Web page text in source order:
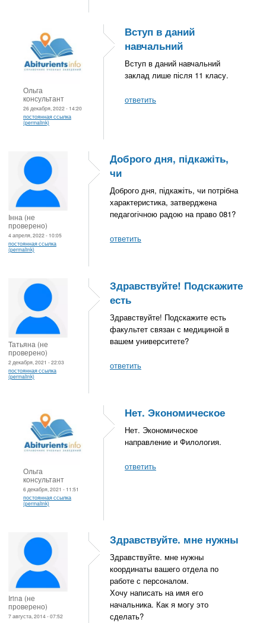
Ольга
консультант
26 декабря, 2022 - 14:20
постоянная ссылка
(permalink)
Вступ в даний
навчальний
Вступ в даний навчальний
заклад лише після 11 класу.
ответить
Інна (не
проверено)
4 апреля, 2022 - 10:05
постоянная ссылка
(permalink)
Доброго дня, підкажіть,
чи
Доброго дня, підкажіть, чи потрібна
характеристика, затверджена
педагогічною радою на право 081?
ответить
Татьяна (не
проверено)
2 декабря, 2021 - 22:03
постоянная ссылка
(permalink)
Здравствуйте! Подскажите
есть
Здравствуйте! Подскажите есть
факультет связан с медициной в
вашем университете?
ответить
Ольга
консультант
6 декабря, 2021 - 11:51
постоянная ссылка
(permalink)
Нет. Экономическое
Нет. Экономическое
направление и Филология.
ответить
Irina (не
проверено)
7 августа, 2014 - 07:52
Здравствуйте. мне нужны
Здравствуйте. мне нужны
координаты вашего отдела по
работе с персоналом.
Хочу написать на имя его
начальника. Как я могу это
сделать?